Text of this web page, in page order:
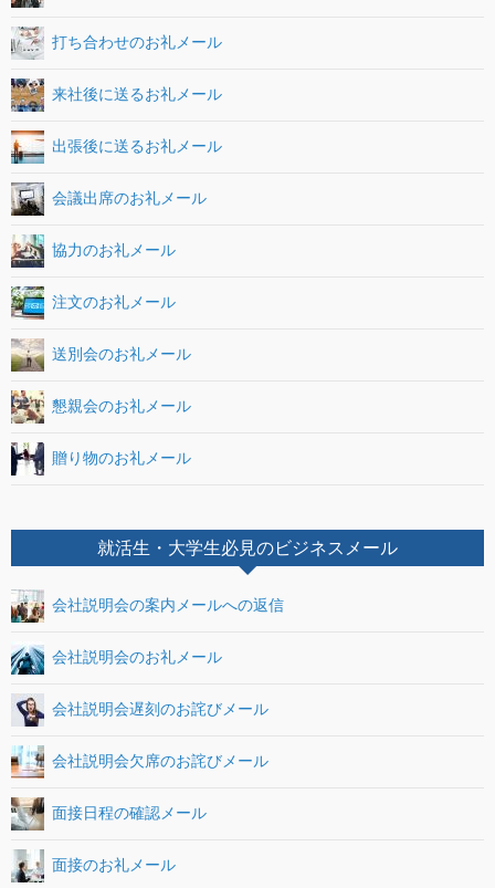
打ち合わせのお礼メール
来社後に送るお礼メール
出張後に送るお礼メール
会議出席のお礼メール
協力のお礼メール
注文のお礼メール
送別会のお礼メール
懇親会のお礼メール
贈り物のお礼メール
就活生・大学生必見のビジネスメール
会社説明会の案内メールへの返信
会社説明会のお礼メール
会社説明会遅刻のお詫びメール
会社説明会欠席のお詫びメール
面接日程の確認メール
面接のお礼メール